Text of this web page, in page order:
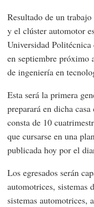
Resultado de un
y el clúster automotor
Universidad
en septiembre próximo
de ingeniería en
Esta será la primera
preparará en dicha
consta de 10
que cursarse en una
publicada hoy por el
Los egresados serán
automotrices, sistemas
sistemas automotrices,